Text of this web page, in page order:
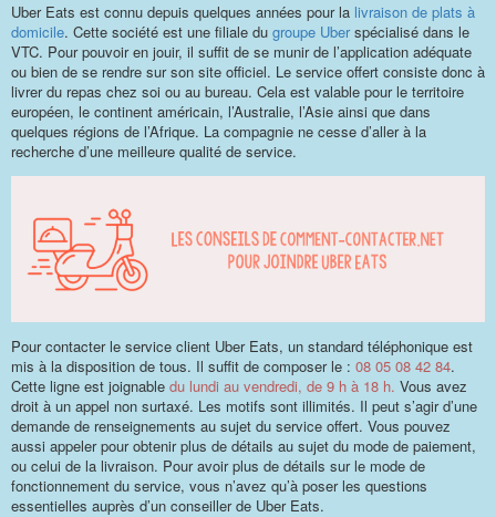
Uber Eats est connu depuis quelques années pour la livraison de plats à
domicile. Cette société est une filiale du groupe Uberspécialisé dans le
VTC. Pour pouvoir en jouir, il suffit de se munir de l’application adéquate
ou bien de se rendre sur son site officiel. Le service offert consiste donc à
livrer du repas chez soi ou au bureau. Cela est valable pour le territoire
européen, le continent américain, l’Australie, l’Asie ainsi que dans
quelques régions de l’Afrique. La compagnie ne cesse d’aller à la
recherche d’une meilleure qualité de service.
Pour contacter le service client Uber Eats, un standard téléphonique est
mis à la disposition de tous. Il suffit de composer le : 08 05 08 42 84.
Cette ligne est joignable du lundi au vendredi, de 9 h à 18 h. Vous avez
droit à un appel non surtaxé. Les motifs sont illimités. Il peut s’agir d’une
demande de renseignements au sujet du service offert. Vous pouvez
aussi appeler pour obtenir plus de détails au sujet du mode de paiement,
ou celui de la livraison. Pour avoir plus de détails sur le mode de
fonctionnement du service, vous n’avez qu’à poser les questions
essentielles auprès d’un conseiller de Uber Eats.